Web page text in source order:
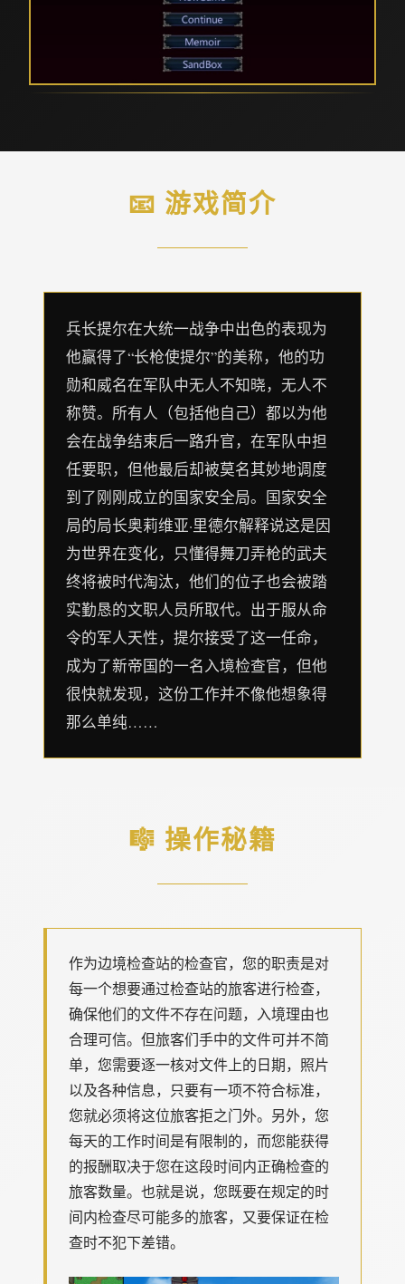
📧 游戏简介
兵长提尔在大统一战争中出色的表现为
他赢得了“长枪使提尔”的美称，他的功
勋和威名在军队中无人不知晓，无人不
称赞。所有人（包括他自己）都以为他
会在战争结束后一路升官，在军队中担
任要职，但他最后却被莫名其妙地调度
到了刚刚成立的国家安全局。国家安全
局的局长奥莉维亚·里德尔解释说这是因
为世界在变化，只懂得舞刀弄枪的武夫
终将被时代淘汰，他们的位子也会被踏
实勤恳的文职人员所取代。出于服从命
令的军人天性，提尔接受了这一任命，
成为了新帝国的一名入境检查官，但他
很快就发现，这份工作并不像他想象得
那么单纯……
🎼 操作秘籍
作为边境检查站的检查官，您的职责是对
每一个想要通过检查站的旅客进行检查，
确保他们的文件不存在问题，入境理由也
合理可信。但旅客们手中的文件可并不简
单，您需要逐一核对文件上的日期，照片
以及各种信息，只要有一项不符合标准，
您就必须将这位旅客拒之门外。另外，您
每天的工作时间是有限制的，而您能获得
的报酬取决于您在这段时间内正确检查的
旅客数量。也就是说，您既要在规定的时
间内检查尽可能多的旅客，又要保证在检
查时不犯下差错。